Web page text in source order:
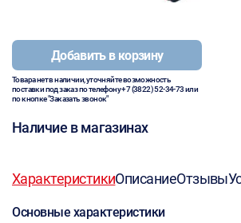
Добавить в корзину
Товара нет в наличии, уточняйте возможность
поставки под заказ по телефону+7 (3822) 52-34-73или
по кнопке "Заказать звонок"
Наличие в магазинах
ХарактеристикиОписаниеОтзывы
Основные характеристики